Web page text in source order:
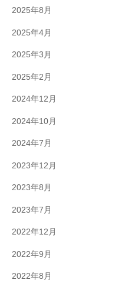
2025年8月
2025年4月
2025年3月
2025年2月
2024年12月
2024年10月
2024年7月
2023年12月
2023年8月
2023年7月
2022年12月
2022年9月
2022年8月